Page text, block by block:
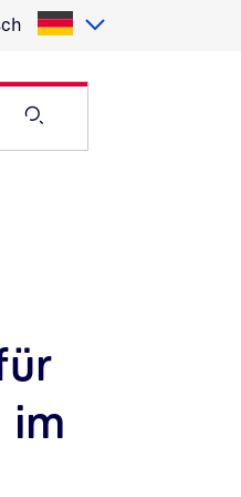
Menü öffnen
Suche öffnen
im